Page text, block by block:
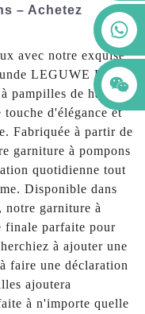
– Achetez
avec notre exquise
LEGUWE Plastics
pampilles de haute
d'élégance et
Fabriquée à partir de
garniture à pompons
quotidienne tout
Disponible dans
notre garniture à
finale parfaite pour
à ajouter une
faire une déclaration
ajoutera
à n'importe quelle